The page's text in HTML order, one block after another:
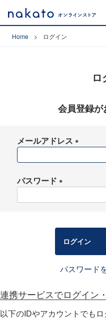
Home ログイン
ロ
会員登録
メールアドレス
パスワード
)
ログイン
パスワード
連携サービスでログイン
以下のIDやアカウントでもロ